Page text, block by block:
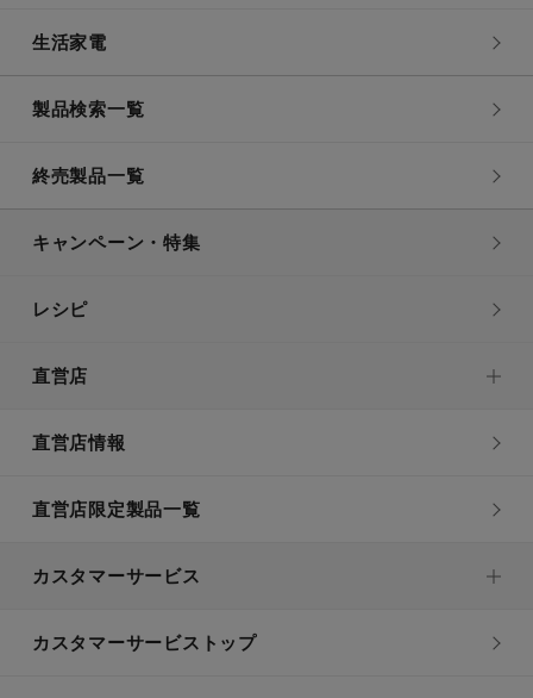
生活家電
製品検索一覧
終売製品一覧
キャンペーン・特集
レシピ
直営店
直営店情報
直営店限定製品一覧
カスタマーサービス
カスタマーサービストップ